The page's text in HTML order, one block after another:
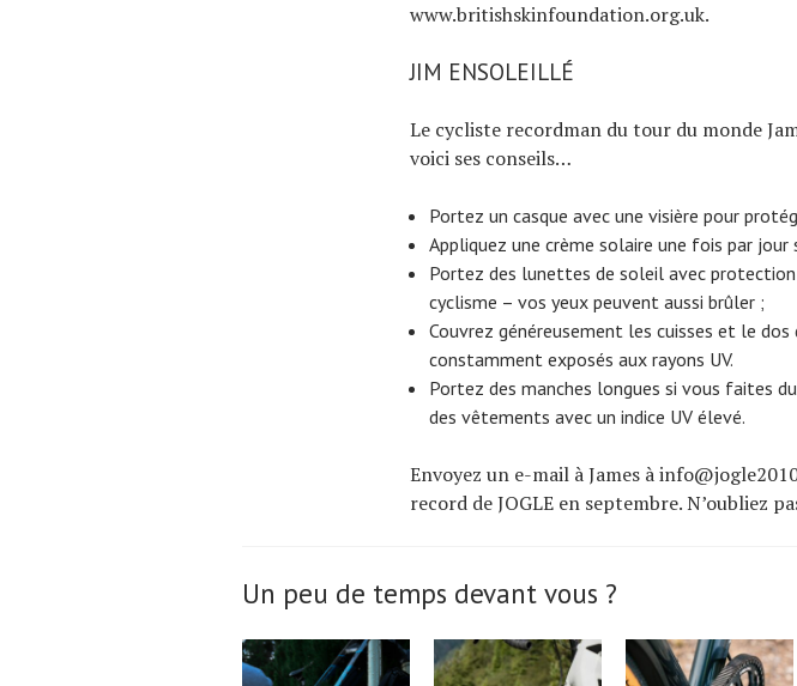
www.britishskinfoundation.org.uk.
JIM ENSOLEILLÉ
Le cycliste recordman du tour du monde
voici ses conseils…
Portez un casque avec une visière pour
Appliquez une crème solaire une fois par
Portez des lunettes de soleil avec
cyclisme – vos yeux peuvent aussi brûler ;
Couvrez généreusement les cuisses et le
constamment exposés aux rayons UV.
Portez des manches longues si vous faites
des vêtements avec un indice UV élevé.
Envoyez un e-mail à James à
record de JOGLE en septembre. N’oubliez
Un peu de temps devant vous ?